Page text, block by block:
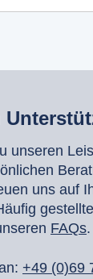
unseren
uns auf
FAQs.
+49 (0)69